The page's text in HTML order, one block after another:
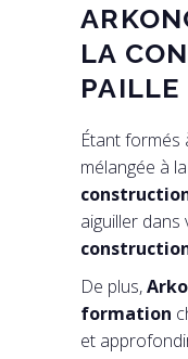
LA
PAILLE
Étant formés
mélangée à la
aiguiller
De plus,
formation
et